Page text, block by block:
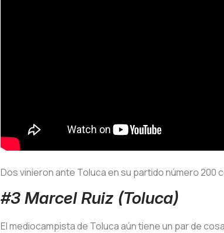
Dos vinieron ante Toluca en su partido número 200
#3 Marcel Ruiz (Toluca)
El mediocampista de Toluca aún tiene un par de